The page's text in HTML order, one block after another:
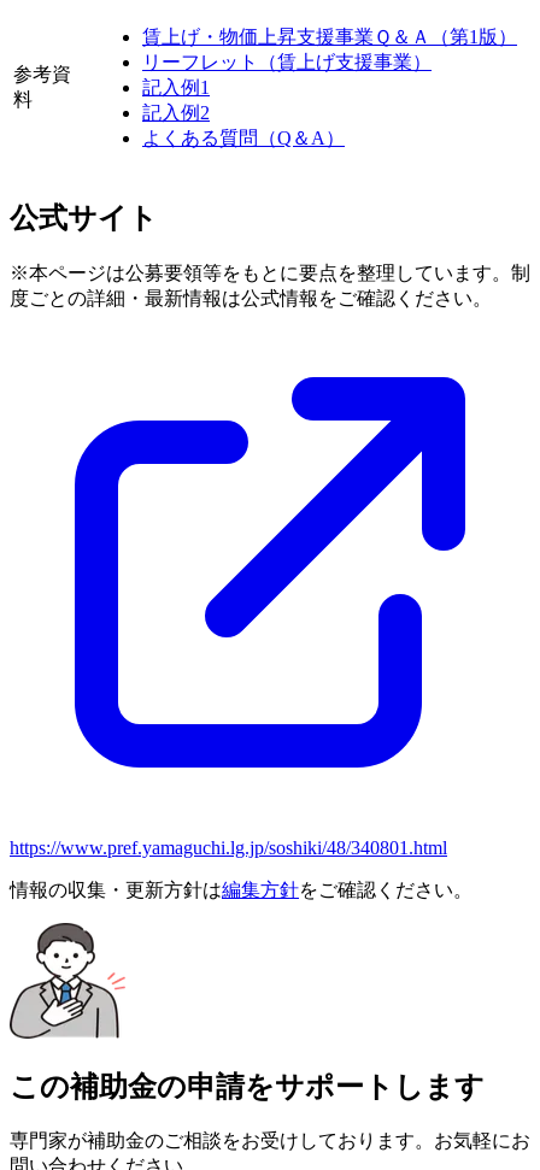
参考資
料
賃上げ・物価上昇支援事業Ｑ＆Ａ（第1版）
リーフレット（賃上げ支援事業）
記入例1
記入例2
よくある質問（Q＆A）
公式サイト
※本ページは公募要領等をもとに要点を整理しています。制
度ごとの詳細・最新情報は公式情報をご確認ください。
https://www.pref.yamaguchi.lg.jp/soshiki/48/340801.html
情報の収集・更新方針は編集方針をご確認ください。
この補助金の申請をサポートします
専門家が補助金のご相談をお受けしております。お気軽にお